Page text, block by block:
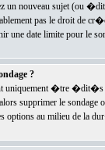
nouveau sujet (ou
pas le droit de
date limite pour le
?
uniquement �tre
supprimer le
options au milieu de la